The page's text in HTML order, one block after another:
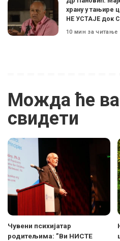
храну у тањире
НЕ УСТАЈЕ док
10 мин за читање
Можда ће
свидети
Чувени психијатар
родитељима: ”Ви НИСТЕ